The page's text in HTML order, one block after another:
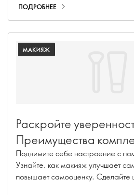
латте, используя всю нашу
Gold, специально
ПОДРОБНЕЕ
МАКИЯЖ
Раскройте
Преимущества
макияжа
Поднимите себе настроение с
Узнайте, как макияж улучшает
повышает самооценку. Сделайте